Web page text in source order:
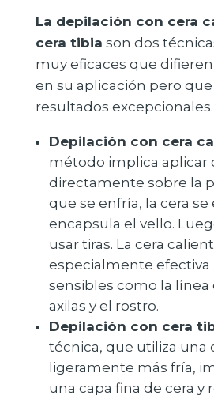
La depilación con cera
cera tibia son dos
muy eficaces que
en su aplicación pero
resultados excepcionales.
Depilación con cera
método implica aplicar
directamente sobre la
que se enfría, la cera
encapsula el vello.
usar tiras. La cera
especialmente efectiva
sensibles como la línea
axilas y el rostro.
Depilación con cera
técnica, que utiliza una
ligeramente más fría,
una capa fina de cera y